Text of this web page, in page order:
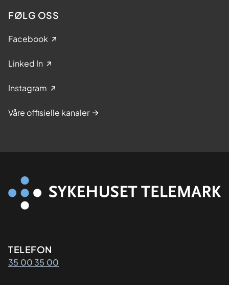
FØLG OSS
Facebook
Linked In
Instagram
Våre offisielle kanaler
Kontaktinformasjon
TELEFON
35 00 35 00